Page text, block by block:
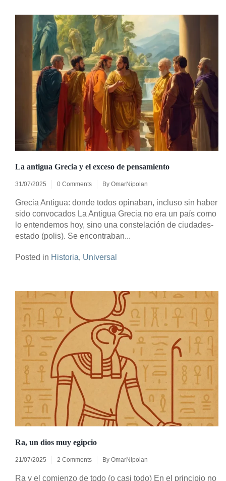
La antigua Grecia y el exceso de pensamiento
31/07/2025 0 Comments By OmarNipolan
Grecia Antigua: donde todos opinaban, incluso sin haber
sido convocados La Antigua Grecia no era un país como
lo entendemos hoy, sino una constelación de ciudades-
estado (polis). Se encontraban...
Posted in Historia, Universal
Ra, un dios muy egipcio
21/07/2025 2 Comments By OmarNipolan
Ra y el comienzo de todo (o casi todo) En el principio no